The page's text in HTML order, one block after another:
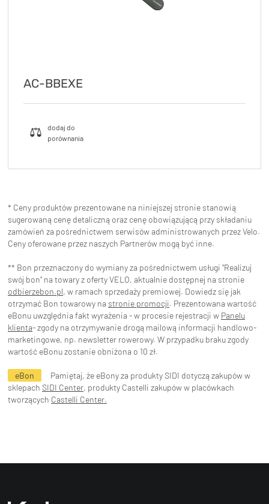
AC-BBEXE
* Ceny produktów prezentowane na niniejszej stronie stanowią
sugerowaną cenę detaliczną oraz cenę obowiązującą przy składaniu
zamówień za pośrednictwem serwisów administrowanych przez Velo.
Ceny oferowane przez naszych Partnerów mogą być inne.
** Bon przeznaczony do wymiany za pośrednictwem usługi "Realizuj
swój bon" na towary z oferty VELO, aktualnie dostępnej na stronie
odbierzebon.pl, w ramach sprzedaży premiowej. Dowiedz się jak
otrzymać Bon towarowy na stronie promocji. Prezentowana wartość
eBonu uwzględnia fakt wyrażenia - w procesie rejestracji w Panelu
klienta- zgody na otrzymywanie drogą mailową informacji handlowo-
marketingowe, np. newsletter rowerowy. W przypadku braku zgody
wartość eBonu zostanie obniżona o 10 zł.
eBon
Pamiętaj, że eBony za produkty SIDI dotyczą zakupów w
sklepach SIDI Center, produkty Castelli zakupów w placówkach
tworzących Castelli Center.